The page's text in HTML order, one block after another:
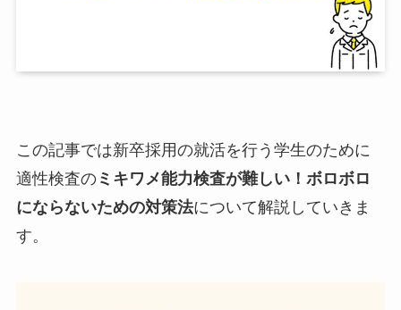
この記事では新卒採用の就活を行う学生のために
適性検査のミキワメ能力検査が難しい！ボロボロ
にならないための対策法について解説していきま
す。